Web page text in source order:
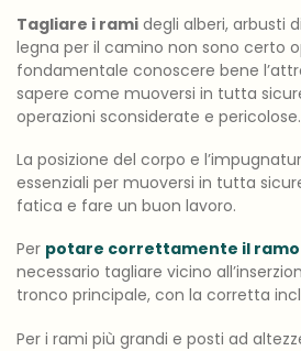
Tagliare i rami degli alberi, arbusti
legna per il camino non sono certo
fondamentale conoscere bene
sapere come muoversi in tutta
operazioni sconsiderate e pericolose.
La posizione del corpo e
essenziali per muoversi in tutta
fatica e fare un buon lavoro.
Per potare correttamente il ramo
necessario tagliare vicino
tronco principale, con la corretta
Per i rami più grandi e posti ad